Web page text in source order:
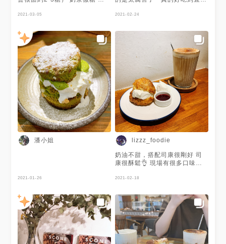
smith&hsu 現代茶館相比 我還
人口味） Smith&hsu不管單吃
或抹醬後 scone本身的口感跟
風味 就是很合我胃口 依舊是我
的最愛🤣🤣🤣🤣 （沒有之一
啊） 悄悄好食的scone 口味很
多 價位上也比較便宜 而且外帶
更平價 個人蠻推薦想試試的朋
友去外帶喲 也分享給喜歡
scone的朋友嘿😍 ❤️悄悄好食
📮台北市杭州南路一段11巷4號
☎️（02）2341-5218 #悄悄好
食 #悄悄好食杭州舖 #scone #
台北下午茶 #台北咖啡廳 #台北
甜點 #台北甜點推薦
味，另外點了錫蘭太妃胡桃。覺
來嚐嚐抹茶大司康 #善導寺站 #
善導寺 #華山
2021-03-05
點）每個人都要低消一杯飲料
夏日冰茶$130 今天點了這兩顆
司康我自己感覺吃起來一樣的好
吃⋯烤過後的司康，鬆軟的口感
加上鮮奶油以及果醬的味道簡直
直接上天堂，你們一定覺得這樣
吃起來感覺很甜，但其實不會而
且非常的好吃可以一直吃下去！
🤣🤣🥰 再來是這杯飲料直接被
我愛上了⋯真的被我標為必點，
淡淡的檸檬香搭配上氣泡還有店
家特製果醬⋯總之就是好喝到不
行🤤 整家店的氣氛還不錯而且
空間也蠻適合拍照的！趕快找你
們的集美們一起去吃吃下午茶
吧！🥰🥰🥰
2021-02-24
潘小姐
2021-01-26
lizzz_foodie
奶油不甜，搭配司康很剛好 司
康很酥鬆👌 現場有很多口味可
太甜有附莓果果醬比較酸一點
杯飲品 #善導寺站 #華山
2021-02-18